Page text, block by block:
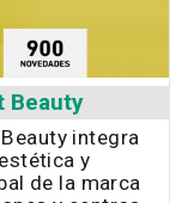
Beauty
integra
y
de la marca